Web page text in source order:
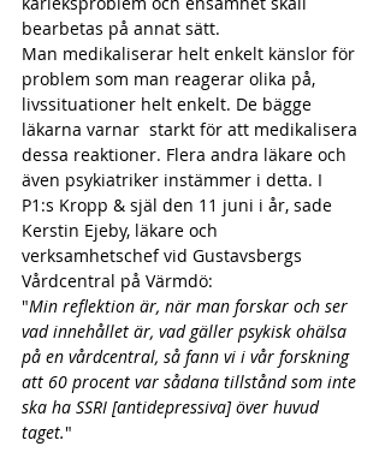
bearbetas på annat sätt.
Man medikaliserar helt enkelt känslor för
problem som man reagerar olika på,
livssituationer helt enkelt. De bägge
läkarna varnar  starkt för att medikalisera
dessa reaktioner. Flera andra läkare och
även psykiatriker instämmer i detta. I
P1:s Kropp & själ den 11 juni i år, sade
Kerstin Ejeby, läkare och
verksamhetschef vid Gustavsbergs
Vårdcentral på Värmdö:
"Min reflektion är, när man forskar och ser
vad innehållet är, vad gäller psykisk ohälsa
på en vårdcentral, så fann vi i vår forskning
att 60 procent var sådana tillstånd som inte
ska ha SSRI [antidepressiva] över huvud
taget."